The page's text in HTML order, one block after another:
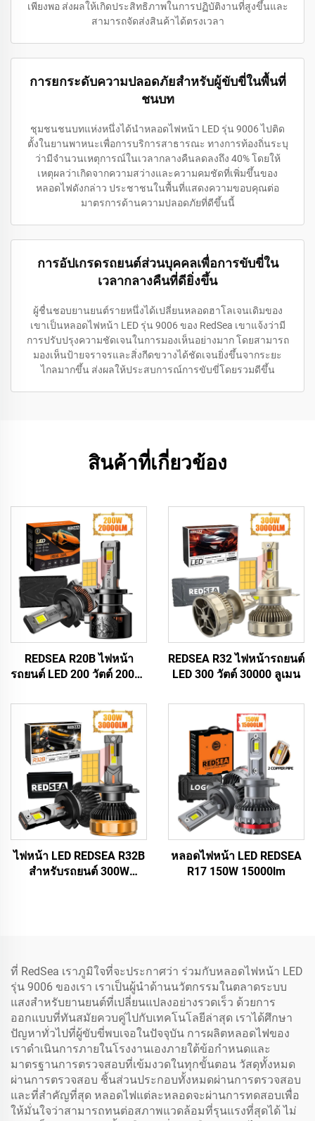
เพียงพอ ส่งผลให้เกิดประสิทธิภาพในการปฏิบัติงานที่สูงขึ้นและ
สามารถจัดส่งสินค้าได้ตรงเวลา
การยกระดับความปลอดภัยสำหรับผู้ขับขี่ในพื้นที่
ชนบท
ชุมชนชนบทแห่งหนึ่งได้นำหลอดไฟหน้า LED รุ่น 9006 ไปติด
ตั้งในยานพาหนะเพื่อการบริการสาธารณะ ทางการท้องถิ่นระบุ
ว่ามีจำนวนเหตุการณ์ในเวลากลางคืนลดลงถึง 40% โดยให้
เหตุผลว่าเกิดจากความสว่างและความคมชัดที่เพิ่มขึ้นของ
หลอดไฟดังกล่าว ประชาชนในพื้นที่แสดงความขอบคุณต่อ
มาตรการด้านความปลอดภัยที่ดีขึ้นนี้
การอัปเกรดรถยนต์ส่วนบุคคลเพื่อการขับขี่ใน
เวลากลางคืนที่ดียิ่งขึ้น
ผู้ชื่นชอบยานยนต์รายหนึ่งได้เปลี่ยนหลอดฮาโลเจนเดิมของ
เขาเป็นหลอดไฟหน้า LED รุ่น 9006 ของ RedSea เขาแจ้งว่ามี
การปรับปรุงความชัดเจนในการมองเห็นอย่างมาก โดยสามารถ
มองเห็นป้ายจราจรและสิ่งกีดขวางได้ชัดเจนยิ่งขึ้นจากระยะ
ไกลมากขึ้น ส่งผลให้ประสบการณ์การขับขี่โดยรวมดีขึ้น
สินค้าที่เกี่ยวข้อง
REDSEA R20B ไฟหน้า
รถยนต์ LED 200 วัตต์ 20000
REDSEA R32 ไฟหน้ารถยนต์
LED 300 วัตต์ 30000 ลูเมน
ไฟหน้า LED REDSEA R32B
สำหรับรถยนต์ 300W
หลอดไฟหน้า LED REDSEA
R17 150W 15000lm
ที่ RedSea เราภูมิใจที่จะประกาศว่า ร่วมกับหลอดไฟหน้า LED
รุ่น 9006 ของเรา เราเป็นผู้นำด้านนวัตกรรมในตลาดระบบ
แสงสำหรับยานยนต์ที่เปลี่ยนแปลงอย่างรวดเร็ว ด้วยการ
ออกแบบที่ทันสมัยควบคู่ไปกับเทคโนโลยีล่าสุด เราได้ศึกษา
ปัญหาทั่วไปที่ผู้ขับขี่พบเจอในปัจจุบัน การผลิตหลอดไฟของ
เราดำเนินการภายในโรงงานเองภายใต้ข้อกำหนดและ
มาตรฐานการตรวจสอบที่เข้มงวดในทุกขั้นตอน วัสดุทั้งหมด
ผ่านการตรวจสอบ ชิ้นส่วนประกอบทั้งหมดผ่านการตรวจสอบ
และที่สำคัญที่สุด หลอดไฟแต่ละหลอดจะผ่านการทดสอบเพื่อ
ให้มั่นใจว่าสามารถทนต่อสภาพแวดล้อมที่รุนแรงที่สุดได้ ไม่